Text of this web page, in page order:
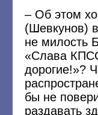
– Об этом
(Шевкунов)
не милость
«Слава
дорогие!»?
бы не
раздавать